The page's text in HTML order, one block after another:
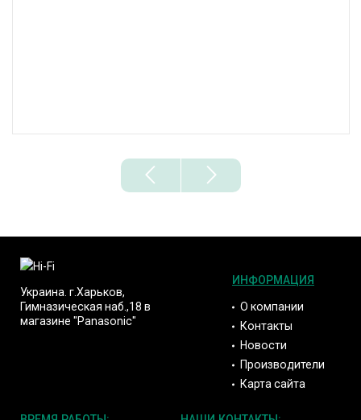
Украина. г.Харьков,
Гимназическая наб.,18 в
магазине "Panasonic"
ИНФОРМАЦИЯ
О компании
Контакты
Новости
Производители
Карта сайта